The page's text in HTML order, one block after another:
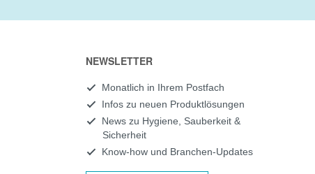
NEWSLETTER
Monatlich in Ihrem Postfach
Infos zu neuen Produktlösungen
News zu Hygiene, Sauberkeit &
Sicherheit
Know-how und Branchen-Updates